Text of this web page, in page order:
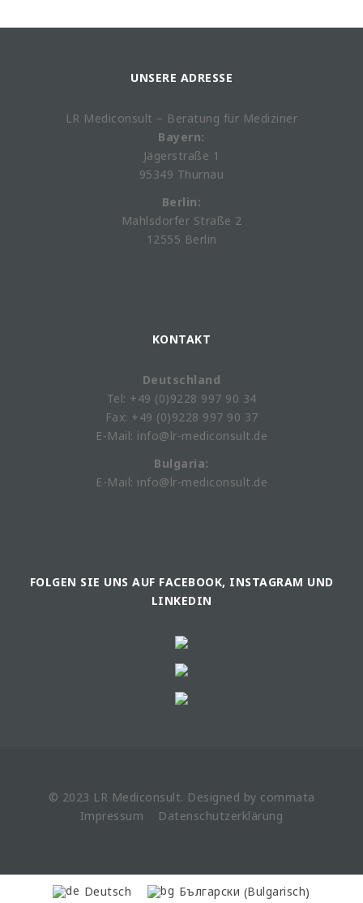
UNSERE ADRESSE
LR Mediconsult – Beratung für Mediziner
Bayern:
Jägerstraße 1
95349 Thurnau
Berlin:
Mahlsdorfer Straße 2
12555 Berlin
KONTAKT
Deutschland
Tel: +49 (0)9228 997 90 34
Fax: +49 (0)9228 997 90 37
E-Mail: info@lr-mediconsult.de
Bulgaria:
E-Mail: info@lr-mediconsult.de
FOLGEN SIE UNS AUF FACEBOOK, INSTAGRAM UND
LINKEDIN
© 2023 LR Mediconsult. Designed by commata
Impressum
Datenschutzerklärung
Deutsch Български (Bulgarisch)